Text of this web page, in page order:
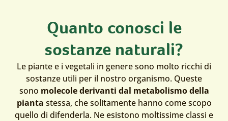
Quanto conosci le
sostanze naturali?
Le piante e i vegetali in genere sono molto ricchi di
sostanze utili per il nostro organismo. Queste
sono molecole derivanti dal metabolismo della
pianta stessa, che solitamente hanno come scopo
quello di difenderla. Ne esistono moltissime classi e